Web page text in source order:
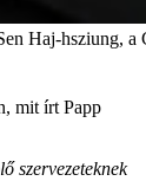
Haj-hsziung,
mit írt Papp
szervezeteknek